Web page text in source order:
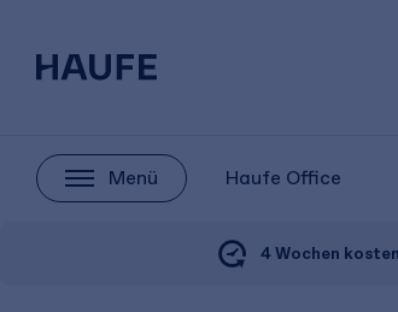
Menü Haufe Office
4 Wochen